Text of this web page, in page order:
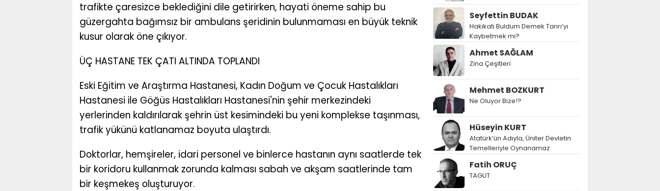
trafikte çaresizce beklediğini dile getirirken, hayati öneme sahip bu
güzergahta bağımsız bir ambulans şeridinin bulunmaması en büyük teknik
kusur olarak öne çıkıyor.
ÜÇ HASTANE TEK ÇATI ALTINDA TOPLANDI
Eski Eğitim ve Araştırma Hastanesi, Kadın Doğum ve Çocuk Hastalıkları
Hastanesi ile Göğüs Hastalıkları Hastanesi'nin şehir merkezindeki
yerlerinden kaldırılarak şehrin üst kesimindeki bu yeni komplekse taşınması,
trafik yükünü katlanamaz boyuta ulaştırdı.
Doktorlar, hemşireler, idari personel ve binlerce hastanın aynı saatlerde tek
bir koridoru kullanmak zorunda kalması sabah ve akşam saatlerinde tam
bir keşmekeş oluşturuyor.
Seyfettin BUDAK
Hakikati Buldum Demek Tanrı’yı
Kaybetmek mi?
Ahmet SAĞLAM
Zina Çeşitleri
Mehmet BOZKURT
Ne Oluyor Bize!?
Hüseyin KURT
Atatürk’ün Adıyla, Üniter Devletin
Temelleriyle Oynanamaz
Fatih ORUÇ
TAGUT